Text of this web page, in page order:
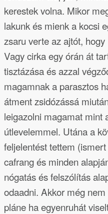
kerestek volna. Mikor
lakunk és mienk a kocsi
zsaru verte az ajtót,
Vagy cirka egy órán át
tisztázása és azzal
magamnak a parasztos
átment zsidózássá
leigazolni magamat mint
útlevelemmel. Utána a
feljelentést tettem
cafrang és minden
nógatás és felszólítás
odaadni. Akkor még
pláne ha egyenruhát